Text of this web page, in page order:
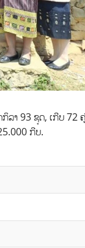
ລາ 93 ຊຸດ, ເກີບ 72
ກີບ.